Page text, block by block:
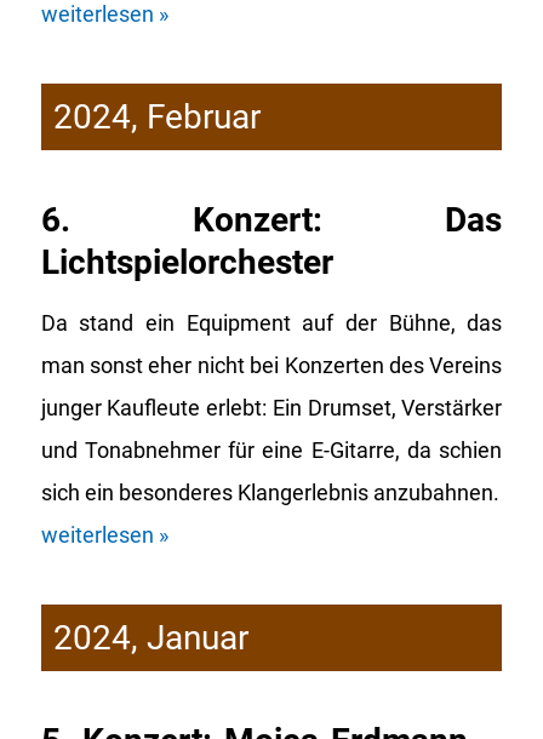
weiterlesen »
2024, Februar
6. Konzert: Das
Lichtspielorchester
Da stand ein Equipment auf der Bühne, das
man sonst eher nicht bei Konzerten des Vereins
junger Kaufleute erlebt: Ein Drumset, Verstärker
und Tonabnehmer für eine E-Gitarre, da schien
sich ein besonderes Klangerlebnis anzubahnen.
weiterlesen »
2024, Januar